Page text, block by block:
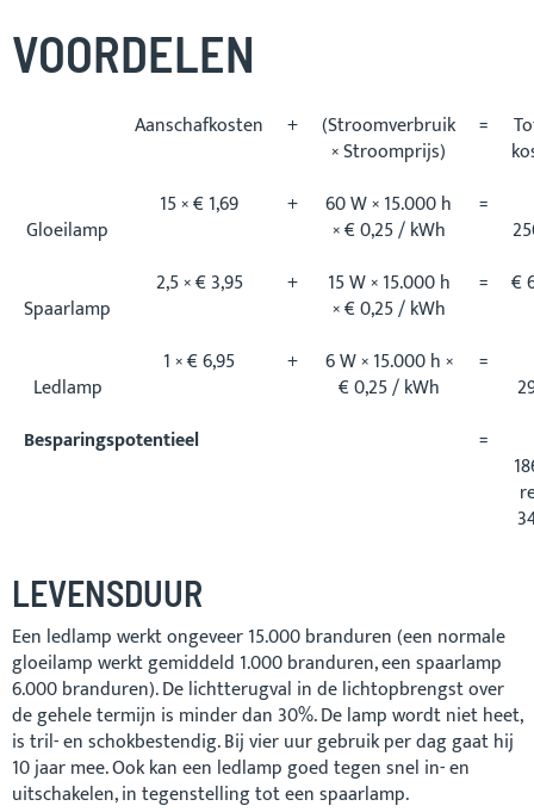
VOORDELEN
Aanschafkosten +
(Stroomverbruik
× Stroomprijs)
=
Gloeilamp
15 × € 1,69 +
60 W × 15.000 h
× € 0,25 / kWh
=
Spaarlamp
2,5 × € 3,95 +
15 W × 15.000 h
× € 0,25 / kWh
= €
Ledlamp
1 × € 6,95 +
6 W × 15.000 h ×
€ 0,25 / kWh
=
Besparingspotentieel
=
LEVENSDUUR
Een ledlamp werkt ongeveer 15.000 branduren (een normale
gloeilamp werkt gemiddeld 1.000 branduren, een spaarlamp
6.000 branduren). De lichtterugval in de lichtopbrengst over
de gehele termijn is minder dan 30%. De lamp wordt niet heet,
is tril- en schokbestendig. Bij vier uur gebruik per dag gaat hij
10 jaar mee. Ook kan een ledlamp goed tegen snel in- en
uitschakelen, in tegenstelling tot een spaarlamp.